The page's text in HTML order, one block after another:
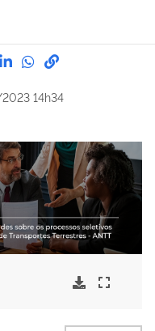
por Facebook
Compartilhe por Twitter
Compartilhe por
Compartilhe
link para
14h34